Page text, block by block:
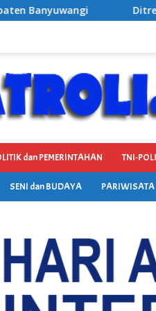
Polda Jateng Ringkus
dan PEMERINTAHAN TNI-
SENI dan BUDAYA PARIWISATA